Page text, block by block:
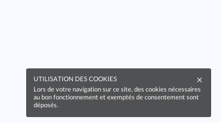
UTILISATION DES COOKIES
Lors de votre navigation sur ce site, des cookies nécessaires
au bon fonctionnement et exemptés de consentement sont
déposés.